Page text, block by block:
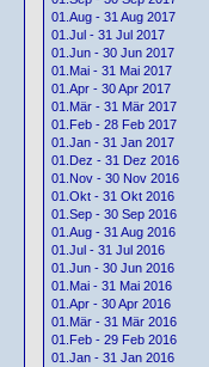
01.Aug - 31 Aug 2017
01.Jul - 31 Jul 2017
01.Jun - 30 Jun 2017
01.Mai - 31 Mai 2017
01.Apr - 30 Apr 2017
01.Mär - 31 Mär 2017
01.Feb - 28 Feb 2017
01.Jan - 31 Jan 2017
01.Dez - 31 Dez 2016
01.Nov - 30 Nov 2016
01.Okt - 31 Okt 2016
01.Sep - 30 Sep 2016
01.Aug - 31 Aug 2016
01.Jul - 31 Jul 2016
01.Jun - 30 Jun 2016
01.Mai - 31 Mai 2016
01.Apr - 30 Apr 2016
01.Mär - 31 Mär 2016
01.Feb - 29 Feb 2016
01.Jan - 31 Jan 2016